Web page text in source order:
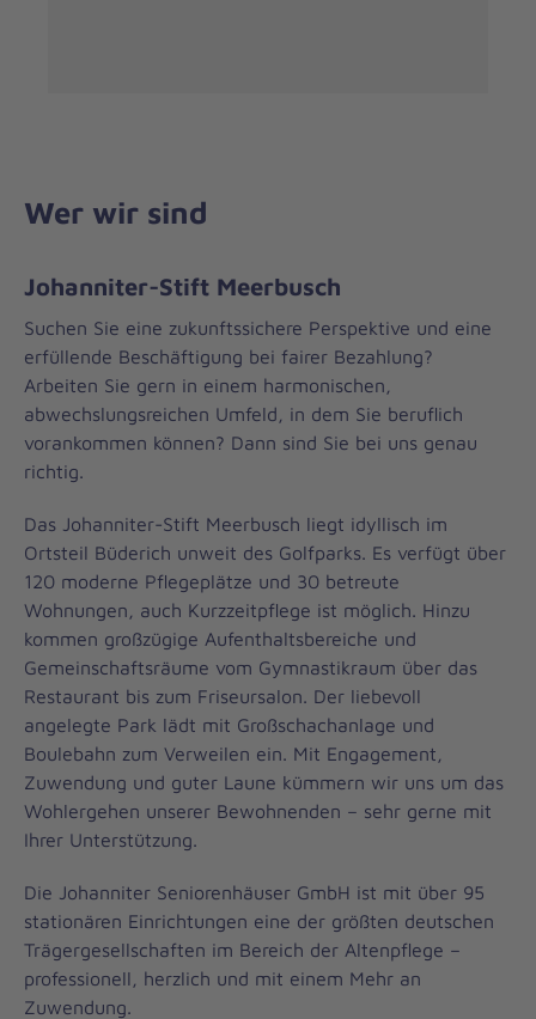
Wer wir sind
Johanniter-Stift Meerbusch
Suchen Sie eine zukunftssichere Perspektive und eine
erfüllende Beschäftigung bei fairer Bezahlung?
Arbeiten Sie gern in einem harmonischen,
abwechslungsreichen Umfeld, in dem Sie beruflich
vorankommen können? Dann sind Sie bei uns genau
richtig.
Das Johanniter-Stift Meerbusch liegt idyllisch im
Ortsteil Büderich unweit des Golfparks. Es verfügt über
120 moderne Pflegeplätze und 30 betreute
Wohnungen, auch Kurzzeitpflege ist möglich. Hinzu
kommen großzügige Aufenthaltsbereiche und
Gemeinschaftsräume vom Gymnastikraum über das
Restaurant bis zum Friseursalon. Der liebevoll
angelegte Park lädt mit Großschachanlage und
Boulebahn zum Verweilen ein. Mit Engagement,
Zuwendung und guter Laune kümmern wir uns um das
Wohlergehen unserer Bewohnenden – sehr gerne mit
Ihrer Unterstützung.
Die Johanniter Seniorenhäuser GmbH ist mit über 95
stationären Einrichtungen eine der größten deutschen
Trägergesellschaften im Bereich der Altenpflege –
professionell, herzlich und mit einem Mehr an
Zuwendung.